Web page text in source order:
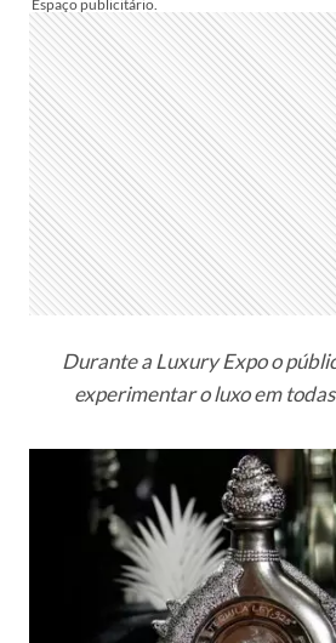
Durante a Luxury Expo o
experimentar o luxo em